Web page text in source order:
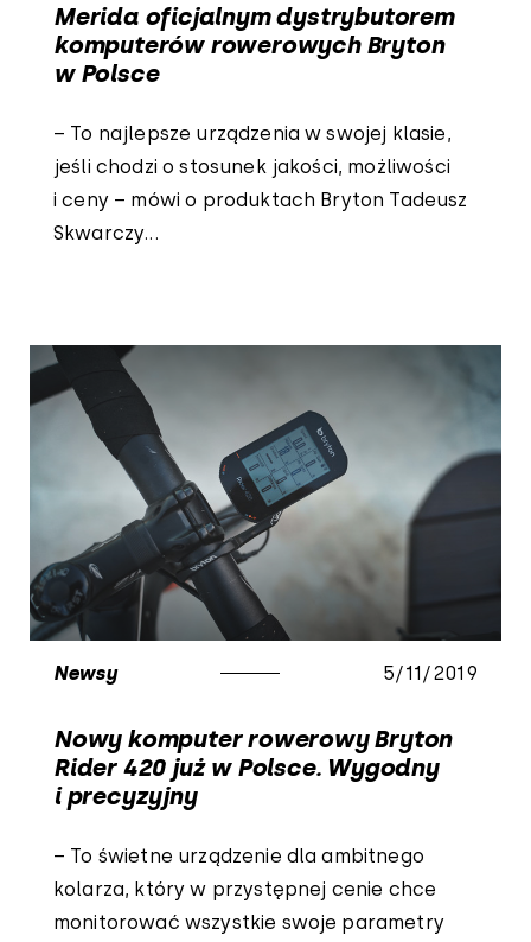
Merida oficjalnym dystrybutorem
komputerów rowerowych Bryton
w Polsce
– To najlepsze urządzenia w swojej klasie,
jeśli chodzi o stosunek jakości, możliwości
i ceny – mówi o produktach Bryton Tadeusz
Skwarczy...
Newsy 5/11/2019
Nowy komputer rowerowy Bryton
Rider 420 już w Polsce. Wygodny
i precyzyjny
– To świetne urządzenie dla ambitnego
kolarza, który w przystępnej cenie chce
monitorować wszystkie swoje parametry